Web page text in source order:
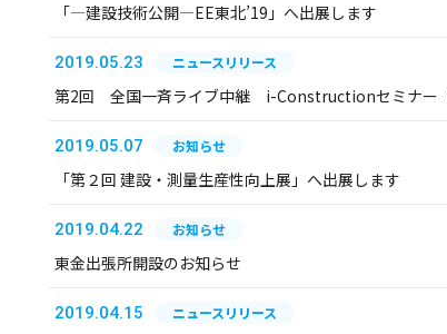
「―建設技術公開―EE東北’19」へ出展します
2019.05.23 ニュースリリース
第2回 全国一斉ライブ中継 i-Constructionセミナー（
2019.05.07 お知らせ
「第２回 建設・測量生産性向上展」へ出展します
2019.04.22 お知らせ
東金出張所開設のお知らせ
2019.04.15 ニュースリリース